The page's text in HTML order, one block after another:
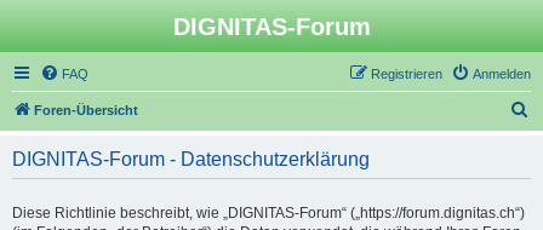
DIGNITAS-Forum
FAQ Anmelden
Registrieren
Foren-Übersicht
DIGNITAS-Forum - Datenschutzerklärung
Diese Richtlinie beschreibt, wie „DIGNITAS-Forum“ („https://forum.dignitas.ch“)